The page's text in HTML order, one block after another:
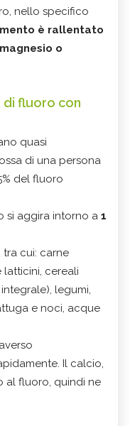
nello specifico
è rallentato
o
fluoro con
quasi
di una persona
del fluoro
si aggira intorno a 1
, tra cui: carne
latticini, cereali
legumi,
e noci, acque
Il calcio,
al fluoro, quindi ne